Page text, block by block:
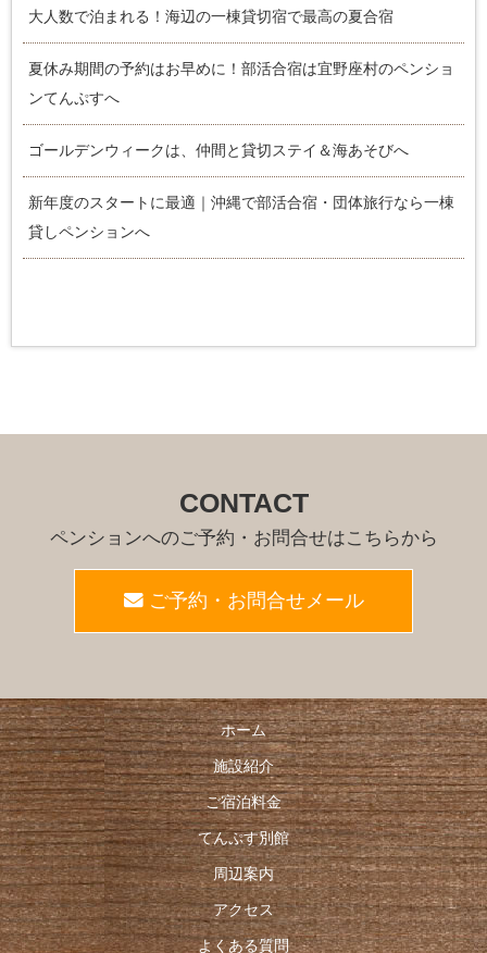
大人数で泊まれる！海辺の一棟貸切宿で最高の夏合宿
夏休み期間の予約はお早めに！部活合宿は宜野座村のペンショ
ンてんぷすへ
ゴールデンウィークは、仲間と貸切ステイ＆海あそびへ
新年度のスタートに最適｜沖縄で部活合宿・団体旅行なら一棟
貸しペンションへ
CONTACT
ペンションへのご予約・お問合せはこちらから
ご予約・お問合せメール
ホーム
施設紹介
ご宿泊料金
てんぷす別館
周辺案内
アクセス
よくある質問